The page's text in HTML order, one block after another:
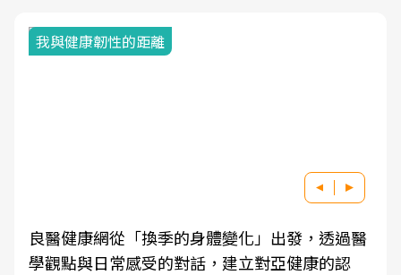
我與健康韌性的距離
良醫健康網從「換季的身體變化」出發，透過醫
學觀點與日常感受的對話，建立對亞健康的認